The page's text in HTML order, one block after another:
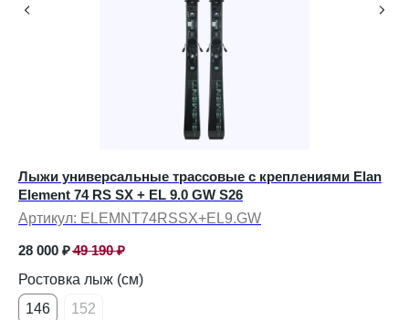
Лыжи универсальные трассовые с креплениями Elan
Element 74 RS SX + EL 9.0 GW S26
Артикул: ELEMNT74RSSX+EL9.GW
28 000 ₽49 190 ₽
Ростовка лыж (см)
146
152